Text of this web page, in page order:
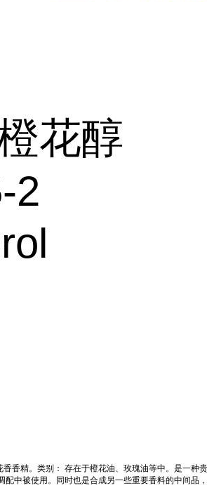
花醇
2
香精。类别： 存在于橙花油、玫瑰油等中。是一种
中被使用。同时也是合成另一些重要香料的中间品